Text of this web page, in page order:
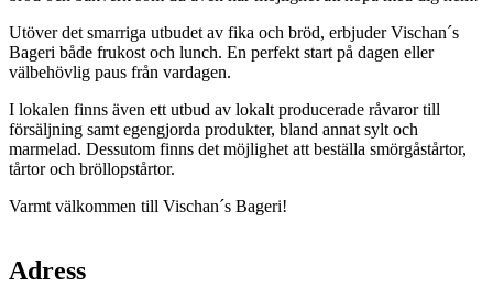
Utöver det smarriga utbudet av fika och bröd, erbjuder Vischan´s
Bageri både frukost och lunch. En perfekt start på dagen eller
välbehövlig paus från vardagen.
I lokalen finns även ett utbud av lokalt producerade råvaror till
försäljning samt egengjorda produkter, bland annat sylt och
marmelad. Dessutom finns det möjlighet att beställa smörgåstårtor,
tårtor och bröllopstårtor.
Varmt välkommen till Vischan´s Bageri!
Adress